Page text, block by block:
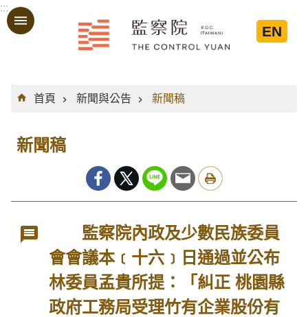
跳到主要內容區塊
:::
EN
:::
首頁
新聞與公告 新聞稿
新聞稿
監察院內政及少數民族委員
會會議本﹝十六﹞日通過並公布
林委員孟貴所提：「糾正 桃園縣
政府工務局受理竹有企業股份有